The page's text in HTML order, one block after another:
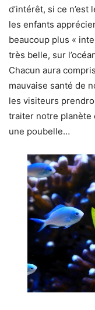
d’intérêt, si ce
les enfants
beaucoup plus «
très belle, sur
Chacun aura
mauvaise santé de
les visiteurs
traiter notre planète
une poubelle…